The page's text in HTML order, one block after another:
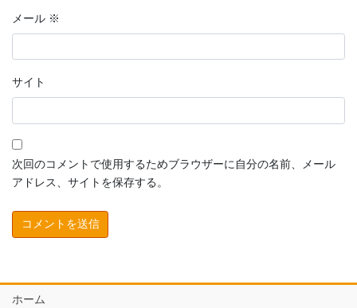
メール ※
サイト
次回のコメントで使用するためブラウザーに自分の名前、メール
アドレス、サイトを保存する。
ホーム